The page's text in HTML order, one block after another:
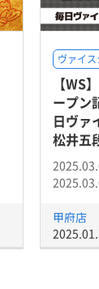
ヴァイ
【WS
ープン
日ヴァ
松井五
甲府店